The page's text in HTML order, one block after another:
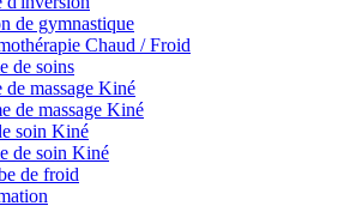
de gymnastique
Chaud / Froid
de soins
massage Kiné
de massage Kiné
soin Kiné
de soin Kiné
de froid